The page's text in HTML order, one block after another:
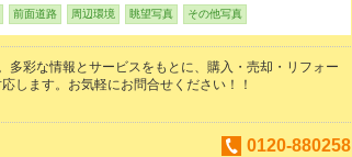
前面道路 周辺環境 眺望写真 その他写真
多彩な情報とサービスをもとに、購入・売却・リフォー
します。お気軽にお問合せください！！
0120-880258